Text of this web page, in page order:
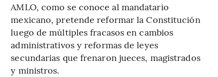
AMLO, como se conoce al mandatario
mexicano, pretende reformar la Constitución
luego de múltiples fracasos en cambios
administrativos y reformas de leyes
secundarias que frenaron jueces, magistrados
y ministros.